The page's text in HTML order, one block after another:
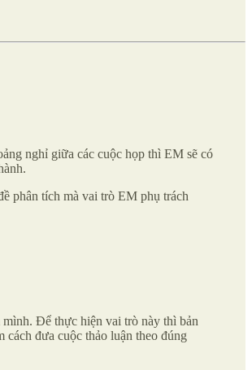
nghỉ giữa các cuộc họp thì EM sẽ có
phân tích mà vai trò EM phụ trách
mình. Để thực hiện vai trò này thì bản
cách đưa cuộc thảo luận theo đúng